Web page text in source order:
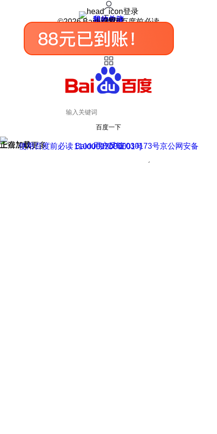
登录
我的关注
我的收藏
皮肤中心
用户反馈
设置
©2026 Baidu 使用百度前必读
百度一下
正在加载
上滑加载更多 用户反馈
使用百度前必读 Baidu 京ICP证030173号
京公网安备11000002000001号